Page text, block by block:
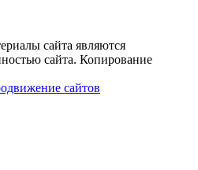
сайта являются
сайта. Копирование
сайтов